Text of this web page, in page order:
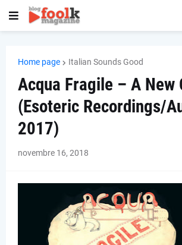
Home page Italian Sounds Good
Acqua Fragile – A New
(Esoteric Recordings/
2017)
novembre 16, 2018